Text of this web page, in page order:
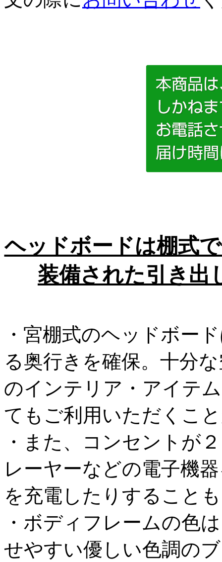
ヘッドボードは棚式
装備された引き出
・宮棚式のヘッドボー
る奥行きを確保。十分
のインテリア・アイテ
てもご利用いただくこ
・また、コンセントが
レーヤーなどの電子機
を充電したりすること
・ボディフレームの色
せやすい優しい色調の